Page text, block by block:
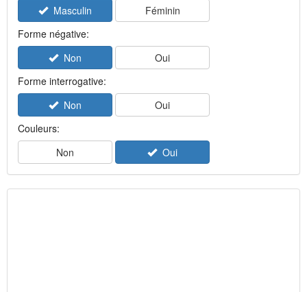
Masculin
Féminin
Forme négative:
Non
Oui
Forme interrogative:
Non
Oui
Couleurs:
Non
Oui